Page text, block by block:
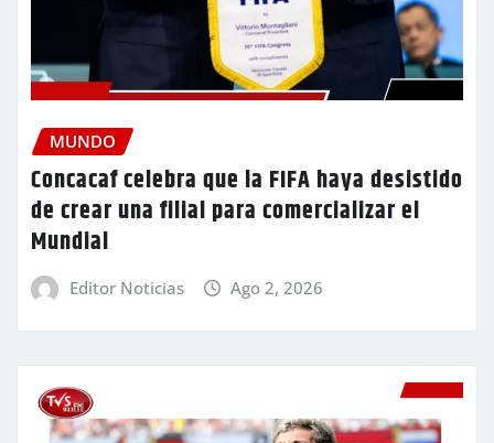
MUNDO
Concacaf celebra que la FIFA haya desistido
de crear una filial para comercializar el
Mundial
Editor Noticias Ago 2, 2026